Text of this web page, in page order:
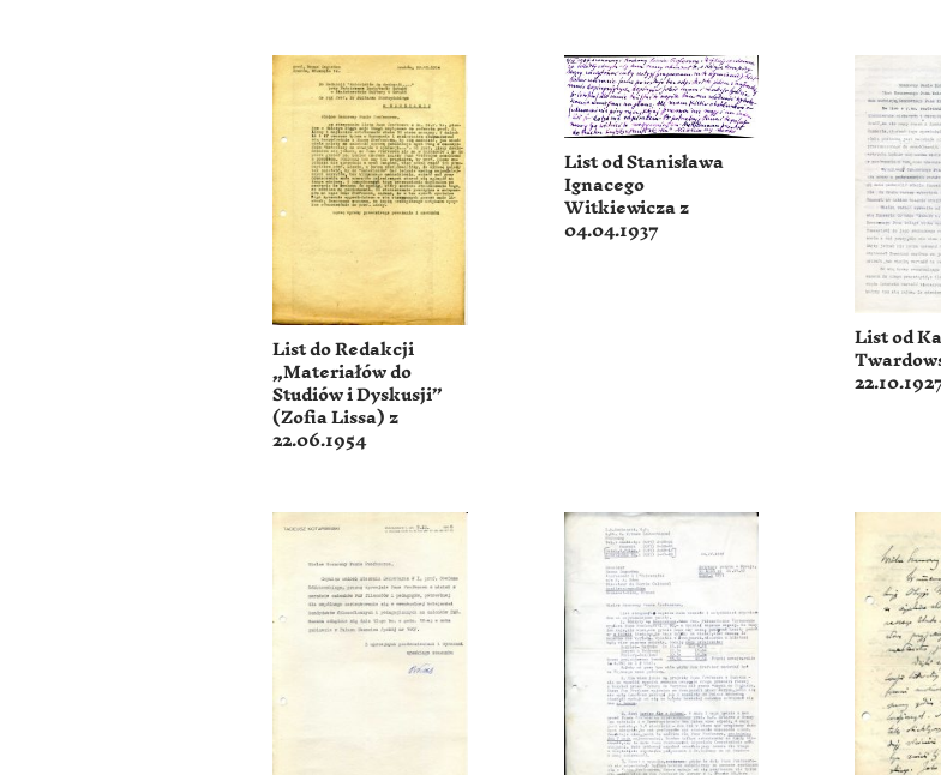
List do Redakcji
„Materiałów do
Studiów i Dyskusji”
(Zofia Lissa) z
22.06.1954
List od Stanisława
Ignacego
Witkiewicza z
04.04.1937
List od